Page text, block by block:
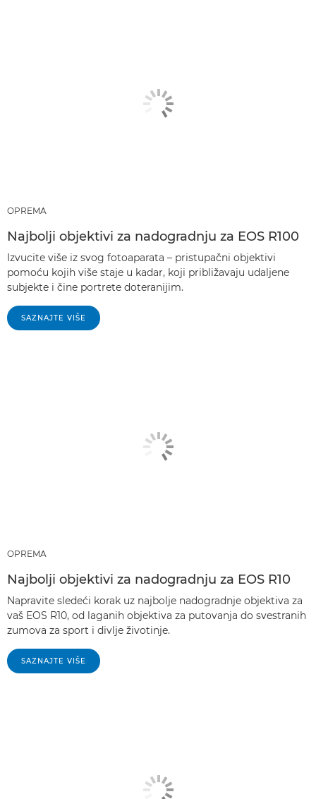
OPREMA
Najbolji objektivi za nadogradnju za EOS R100
Izvucite više iz svog fotoaparata – pristupačni objektivi
pomoću kojih više staje u kadar, koji približavaju udaljene
subjekte i čine portrete doteranijim.
SAZNAJTE VIŠE
OPREMA
Najbolji objektivi za nadogradnju za EOS R10
Napravite sledeći korak uz najbolje nadogradnje objektiva za
vaš EOS R10, od laganih objektiva za putovanja do svestranih
zumova za sport i divlje životinje.
SAZNAJTE VIŠE